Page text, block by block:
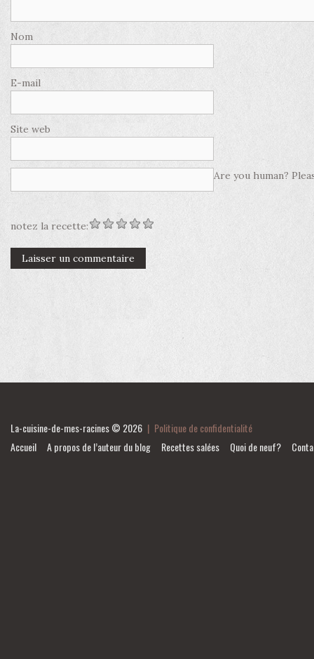
Nom
E-mail
Site web
Are you human?
notez la recette:
La-cuisine-de-mes-racines© 2026 | Politique de confidentialité
Accueil
A propos de l’auteur du blog Recettes salées Quoi de neuf?